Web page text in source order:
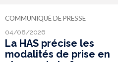
COMMUNIQUÉ DE PRESSE
04/08/2026
La HAS précise les
modalités de prise en